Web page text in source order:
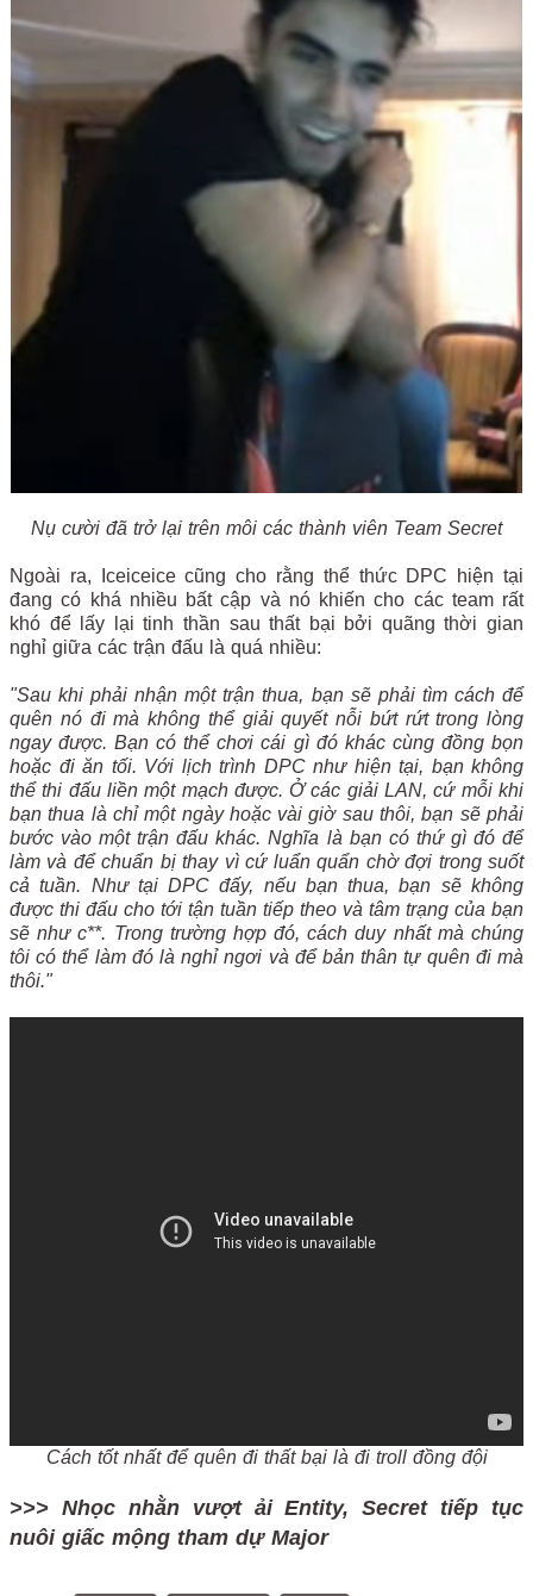
Nụ cười đã trở lại trên môi các thành viên Team Secret
Ngoài ra, Iceiceice cũng cho rằng thể thức DPC hiện tại
đang có khá nhiều bất cập và nó khiến cho các team rất
khó để lấy lại tinh thần sau thất bại bởi quãng thời gian
nghỉ giữa các trận đấu là quá nhiều:
"Sau khi phải nhận một trận thua, bạn sẽ phải tìm cách để
quên nó đi mà không thể giải quyết nỗi bứt rứt trong lòng
ngay được. Bạn có thể chơi cái gì đó khác cùng đồng bọn
hoặc đi ăn tối. Với lịch trình DPC như hiện tại, bạn không
thể thi đấu liền một mạch được. Ở các giải LAN, cứ mỗi khi
bạn thua là chỉ một ngày hoặc vài giờ sau thôi, bạn sẽ phải
bước vào một trận đấu khác. Nghĩa là bạn có thứ gì đó để
làm và để chuẩn bị thay vì cứ luẩn quẩn chờ đợi trong suốt
cả tuần. Như tại DPC đấy, nếu bạn thua, bạn sẽ không
được thi đấu cho tới tận tuần tiếp theo và tâm trạng của bạn
sẽ như c**. Trong trường hợp đó, cách duy nhất mà chúng
tôi có thể làm đó là nghỉ ngơi và để bản thân tự quên đi mà
thôi."
Cách tốt nhất để quên đi thất bại là đi troll đồng đội
>>> Nhọc nhằn vượt ải Entity, Secret tiếp tục
nuôi giấc mộng tham dự Major